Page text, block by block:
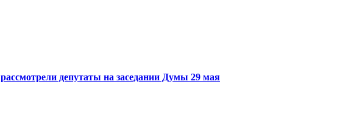
депутаты на заседании Думы 29 мая